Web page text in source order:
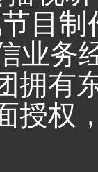
目
业务
拥有
授权